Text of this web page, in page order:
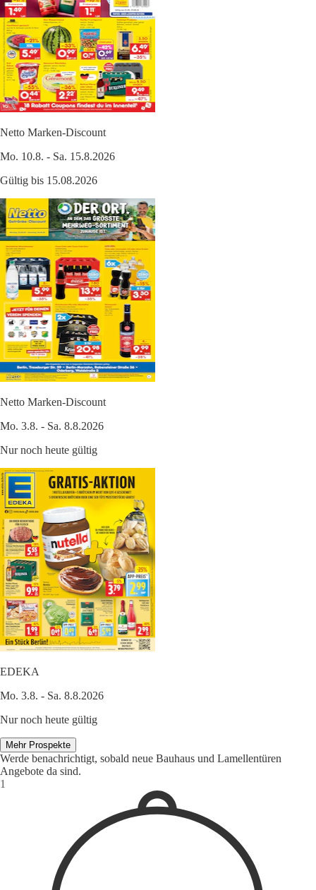
Netto Marken-Discount
Mo. 10.8. - Sa. 15.8.2026
Gültig bis 15.08.2026
Netto Marken-Discount
Mo. 3.8. - Sa. 8.8.2026
Nur noch heute gültig
EDEKA
Mo. 3.8. - Sa. 8.8.2026
Nur noch heute gültig
Mehr Prospekte
Werde benachrichtigt, sobald neue Bauhaus und Lamellentüren
Angebote da sind.